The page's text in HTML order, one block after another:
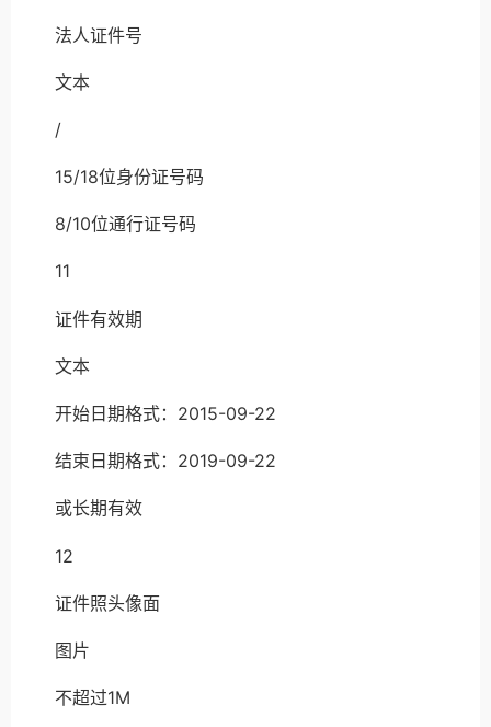
法人证件号
文本
/
15/18位身份证号码
8/10位通行证号码
11
证件有效期
文本
开始日期格式：2015-09-22
结束日期格式：2019-09-22
或长期有效
12
证件照头像面
图片
不超过1M